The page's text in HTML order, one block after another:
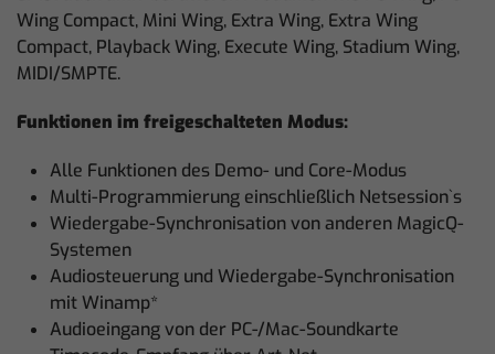
Wing Compact, Mini Wing, Extra Wing, Extra Wing
Compact, Playback Wing, Execute Wing, Stadium Wing,
MIDI/SMPTE.
Funktionen im freigeschalteten Modus:
Alle Funktionen des Demo- und Core-Modus
Multi-Programmierung einschließlich Netsession`s
Wiedergabe-Synchronisation von anderen MagicQ-
Systemen
Audiosteuerung und Wiedergabe-Synchronisation
mit Winamp*
Audioeingang von der PC-/Mac-Soundkarte